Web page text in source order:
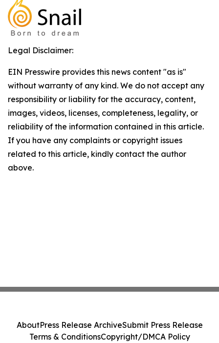
Legal Disclaimer:
EIN Presswire provides this news content "as is"
without warranty of any kind. We do not accept any
responsibility or liability for the accuracy, content,
images, videos, licenses, completeness, legality, or
reliability of the information contained in this article.
If you have any complaints or copyright issues
related to this article, kindly contact the author
above.
AboutPress Release ArchiveSubmit Press Release
Terms & ConditionsCopyright/DMCA Policy